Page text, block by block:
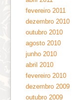
fevereiro 2011
dezembro 2010
outubro 2010
agosto 2010
junho 2010
abril 2010
fevereiro 2010
dezembro 2009
outubro 2009